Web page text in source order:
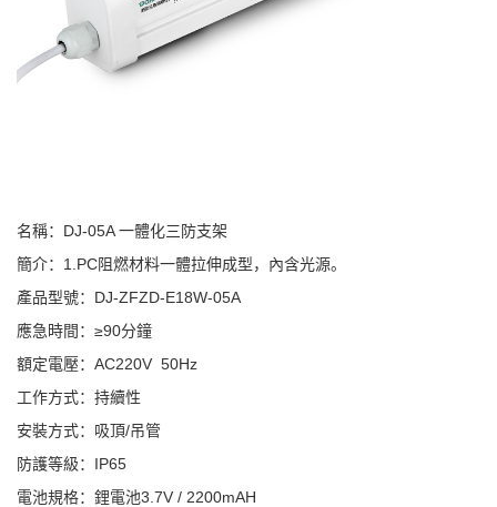
名稱：DJ-05A 一體化三防支架
簡介：1.PC阻燃材料一體拉伸成型，內含光源。
產品型號：DJ-ZFZD-E18W-05A
應急時間：≥90分鐘
額定電壓：AC220V 50Hz
工作方式：持續性
安裝方式：吸頂/吊管
防護等級：IP65
電池規格：鋰電池3.7V / 2200mAH